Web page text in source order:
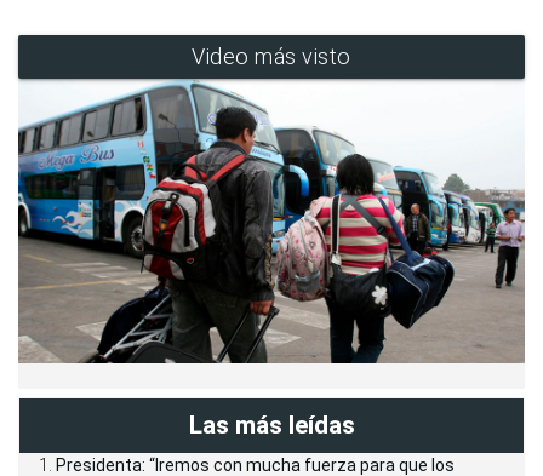
Video más visto
Las más leídas
Presidenta: “Iremos con mucha fuerza para que los